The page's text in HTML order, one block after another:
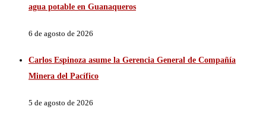
agua potable en Guanaqueros
6 de agosto de 2026
Carlos Espinoza asume la Gerencia General de Compañía
Minera del Pacífico
5 de agosto de 2026